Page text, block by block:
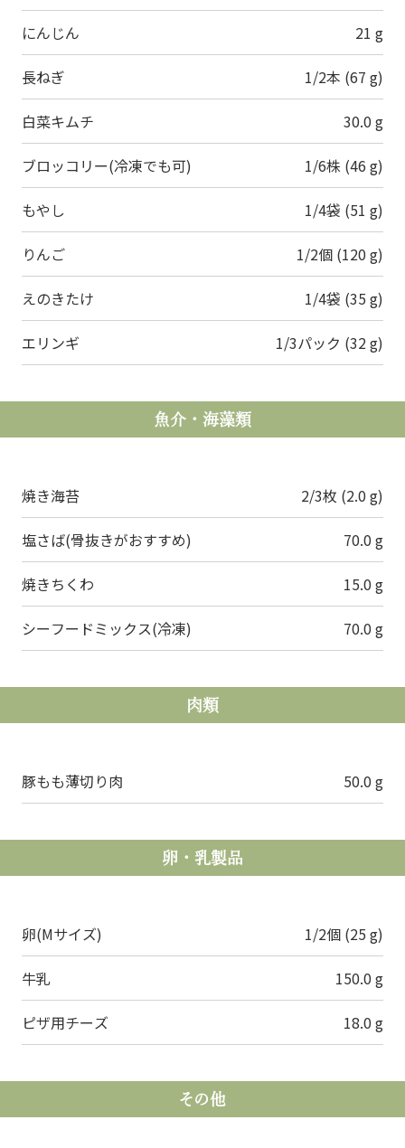
にんじん 21 g
長ねぎ 1/2本 (67 g)
白菜キムチ 30.0 g
ブロッコリー(冷凍でも可) 1/6株 (46 g)
もやし 1/4袋 (51 g)
りんご 1/2個 (120 g)
えのきたけ 1/4袋 (35 g)
エリンギ 1/3パック (32 g)
魚介・海藻類
焼き海苔 2/3枚 (2.0 g)
塩さば(骨抜きがおすすめ) 70.0 g
焼きちくわ 15.0 g
シーフードミックス(冷凍) 70.0 g
肉類
豚もも薄切り肉 50.0 g
卵・乳製品
卵(Mサイズ) 1/2個 (25 g)
牛乳 150.0 g
ピザ用チーズ 18.0 g
その他